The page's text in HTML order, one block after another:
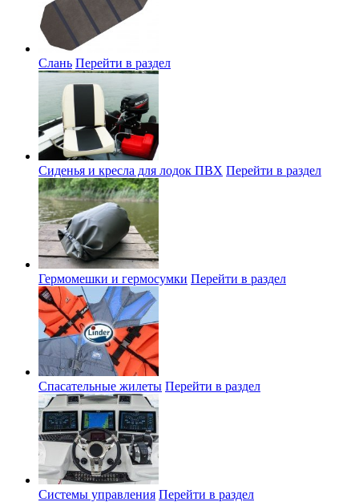
Слань Перейти в раздел
Сиденья и кресла для лодок ПВХ Перейти в раздел
Гермомешки и гермосумки Перейти в раздел
Спасательные жилеты Перейти в раздел
Системы управления Перейти в раздел